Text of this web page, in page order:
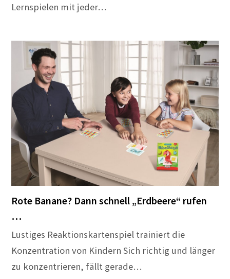
Lernspielen mit jeder…
Rote Banane? Dann schnell „Erdbeere“ rufen
…
Lustiges Reaktionskartenspiel trainiert die
Konzentration von Kindern Sich richtig und länger
zu konzentrieren, fällt gerade…